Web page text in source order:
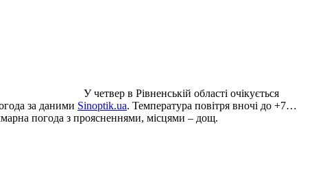
У четвер в Рівненській області очікується
за даними Sinoptik.ua. Температура повітря вночі до +7…
погода з проясненнями, місцями – дощ.